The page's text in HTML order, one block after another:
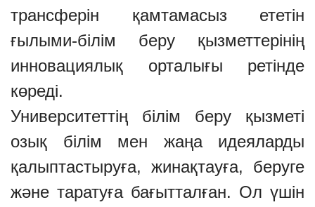
трансферін қамтамасыз ететін
ғылыми-білім беру қызметтерінің
инновациялық орталығы ретінде
көреді.
Университеттің білім беру қызметі
озық білім мен жаңа идеяларды
қалыптастыруға, жинақтауға, беруге
және таратуға бағытталған. Ол үшін